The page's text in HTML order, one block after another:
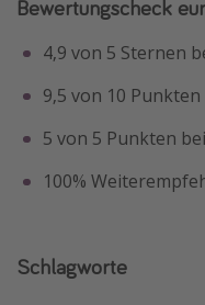
Bewertungscheck
4,9 von 5 Sternen
9,5 von 10
5 von 5 Punkten
100%
Schlagworte